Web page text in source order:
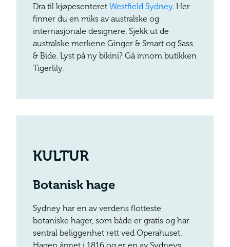
Dra til kjøpesenteret Westfield Sydney. Her
finner du en miks av australske og
internasjonale designere. Sjekk ut de
australske merkene Ginger & Smart og Sass
& Bide. Lyst på ny bikini? Gå innom butikken
Tigerlily.
KULTUR
Botanisk hage
Sydney har en av verdens flotteste
botaniske hager, som både er gratis og har
sentral beliggenhet rett ved Operahuset.